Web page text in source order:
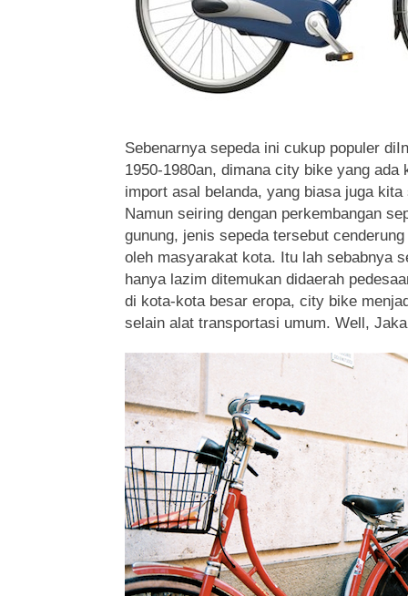
Sebenarnya sepeda ini cukup populer
1950-1980an, dimana city bike yang ada
import asal belanda, yang biasa juga
Namun seiring dengan perkembangan
gunung, jenis sepeda tersebut
oleh masyarakat kota. Itu lah sebabnya
hanya lazim ditemukan didaerah
di kota-kota besar eropa, city bike
selain alat transportasi umum. Well,